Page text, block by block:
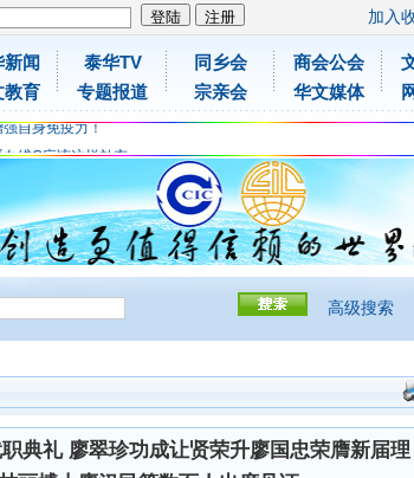
加入
新闻
教育
泰华TV
专题报道
同乡会
宗亲会
商会公会
华文媒体
维C应该这样补充
日本原装尤妮佳超立体儿童防飞沫口罩
自身免疫力！
维C应该这样补充
取日本原装尤妮佳超立体儿童防飞沫口罩
自身免疫力！
高级搜索
典礼 廖翠珍功成让贤荣升廖国忠荣膺新届理